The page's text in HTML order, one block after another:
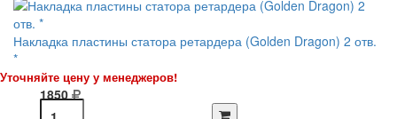
Накладка пластины статора ретардера (Golden Dragon) 2 отв.
*
Уточняйте цену у менеджеров!
1850